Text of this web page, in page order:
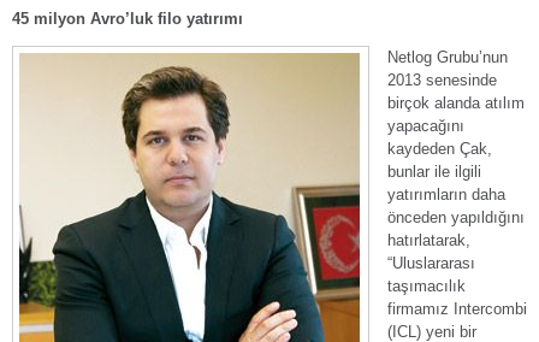
45 milyon Avro’luk filo yatırımı
Netlog Grubu’nun
2013 senesinde
birçok alanda atılım
yapacağını
kaydeden Çak,
bunlar ile ilgili
yatırımların daha
önceden yapıldığını
hatırlatarak,
“Uluslararası
taşımacılık
firmamız Intercombi
(ICL) yeni bir